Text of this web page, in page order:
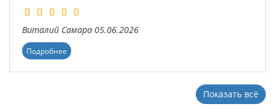
Виталий Самара 05.06.2026
Подробнее
Показать всё